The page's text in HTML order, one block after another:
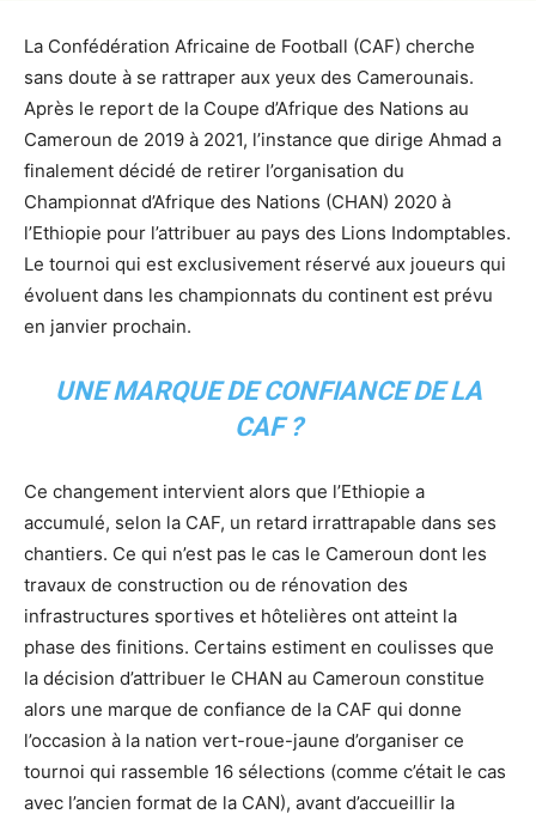
La Confédération Africaine de Football (CAF) cherche
sans doute à se rattraper aux yeux des Camerounais.
Après le report de la Coupe d’Afrique des Nations au
Cameroun de 2019 à 2021, l’instance que dirige Ahmad a
finalement décidé de retirer l’organisation du
Championnat d’Afrique des Nations (CHAN) 2020 à
l’Ethiopie pour l’attribuer au pays des Lions Indomptables.
Le tournoi qui est exclusivement réservé aux joueurs qui
évoluent dans les championnats du continent est prévu
en janvier prochain.
UNE MARQUE DE CONFIANCE DE LA
CAF ?
Ce changement intervient alors que l’Ethiopie a
accumulé, selon la CAF, un retard irrattrapable dans ses
chantiers. Ce qui n’est pas le cas le Cameroun dont les
travaux de construction ou de rénovation des
infrastructures sportives et hôtelières ont atteint la
phase des finitions. Certains estiment en coulisses que
la décision d’attribuer le CHAN au Cameroun constitue
alors une marque de confiance de la CAF qui donne
l’occasion à la nation vert-roue-jaune d’organiser ce
tournoi qui rassemble 16 sélections (comme c’était le cas
avec l’ancien format de la CAN), avant d’accueillir la